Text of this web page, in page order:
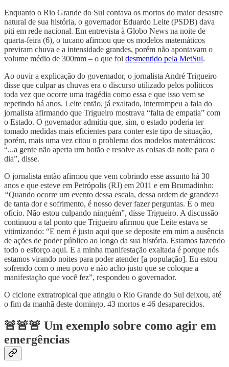
Enquanto o Rio Grande do Sul contava os mortos do maior desastre
natural de sua história, o governador Eduardo Leite (PSDB) dava
piti em rede nacional. Em entrevista à Globo News na noite de
quarta-feira (6), o tucano afirmou que os modelos matemáticos
previram chuva e a intensidade grandes, porém não apontavam o
volume médio de 300mm – o que foi desmentido pela MetSul.
Ao ouvir a explicação do governador, o jornalista André Trigueiro
disse que culpar as chuvas era o discurso utilizado pelos políticos
toda vez que ocorre uma tragédia como essa e que isso vem se
repetindo há anos. Leite então, já exaltado, interrompeu a fala do
jornalista afirmando que Trigueiro mostrava “falta de empatia” com
o Estado. O governador admitiu que, sim, o estado poderia ter
tomado medidas mais eficientes para conter este tipo de situação,
porém, mais uma vez citou o problema dos modelos matemáticos:
“...a gente não aperta um botão e resolve as coisas da noite para o
dia”, disse.
O jornalista então afirmou que vem cobrindo esse assunto há 30
anos e que esteve em Petrópolis (RJ) em 2011 e em Brumadinho:
“Quando ocorre um evento dessa escala, dessa ordem de grandeza
de tanta dor e sofrimento, é nosso dever fazer perguntas. É o meu
ofício. Não estou culpando ninguém”, disse Trigueiro. A discussão
continuou a tal ponto que Trigueiro afirmou que Leite estava se
vitimizando: “E nem é justo aqui que se deposite em mim a ausência
de ações de poder público ao longo da sua história. Estamos fazendo
todo o esforço aqui. E a minha manifestação exaltada é porque nós
estamos virando noites para poder atender [a população]. Eu estou
sofrendo com o meu povo e não acho justo que se coloque a
manifestação que você fez”, respondeu o governador.
O ciclone extratropical que atingiu o Rio Grande do Sul deixou, até
o fim da manhã deste domingo, 43 mortos e 46 desaparecidos.
🚨🚨🚨 Um exemplo sobre como agir em
emergências